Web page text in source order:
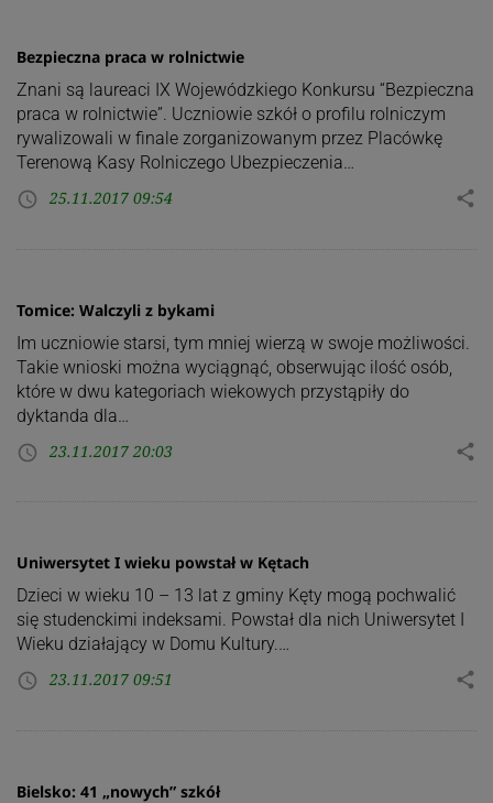
Bezpieczna praca w rolnictwie
Znani są laureaci IX Wojewódzkiego Konkursu “Bezpieczna
praca w rolnictwie”. Uczniowie szkół o profilu rolniczym
rywalizowali w finale zorganizowanym przez Placówkę
Terenową Kasy Rolniczego Ubezpieczenia…
access_time 25.11.2017 09:54 share
Tomice: Walczyli z bykami
Im uczniowie starsi, tym mniej wierzą w swoje możliwości.
Takie wnioski można wyciągnąć, obserwując ilość osób,
które w dwu kategoriach wiekowych przystąpiły do
dyktanda dla…
access_time 23.11.2017 20:03 share
Uniwersytet I wieku powstał w Kętach
Dzieci w wieku 10 – 13 lat z gminy Kęty mogą pochwalić
się studenckimi indeksami. Powstał dla nich Uniwersytet I
Wieku działający w Domu Kultury.…
access_time 23.11.2017 09:51 share
Bielsko: 41 „nowych” szkół